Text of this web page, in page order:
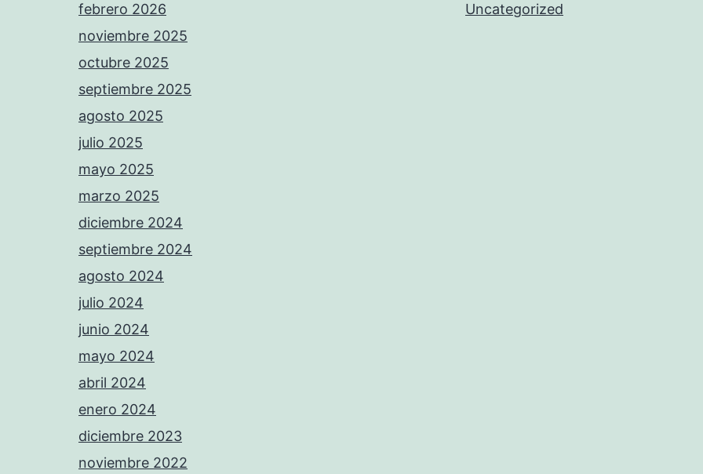
febrero 2026
noviembre 2025
octubre 2025
septiembre 2025
agosto 2025
julio 2025
mayo 2025
marzo 2025
diciembre 2024
septiembre 2024
agosto 2024
julio 2024
junio 2024
mayo 2024
abril 2024
enero 2024
diciembre 2023
noviembre 2022
Uncategorized